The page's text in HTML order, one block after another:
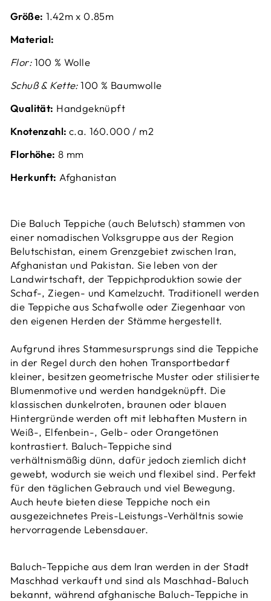
Größe: 1.42m x 0.85m
Material:
Flor: 100 % Wolle
Schuß & Kette: 100 % Baumwolle
Qualität: Handgeknüpft
Knotenzahl: c.a. 160.000 / m2
Florhöhe: 8 mm
Herkunft: Afghanistan
Die Baluch Teppiche (auch Belutsch) stammen von
einer nomadischen Volksgruppe aus der Region
Belutschistan, einem Grenzgebiet zwischen Iran,
Afghanistan und Pakistan. Sie leben von der
Landwirtschaft, der Teppichproduktion sowie der
Schaf-, Ziegen- und Kamelzucht.Traditionell werden
die Teppiche aus Schafwolle oder Ziegenhaar von
den eigenen Herden der Stämme hergestellt.
Aufgrund ihres Stammesursprungs sind die Teppiche
in der Regel durch den hohen Transportbedarf
kleiner, besitzen geometrische Muster oder stilisierte
Blumenmotive und werden handgeknüpft. Die
klassischen dunkelroten, braunen oder blauen
Hintergründe werden oft mit lebhaften Mustern in
Weiß-, Elfenbein-, Gelb- oder Orangetönen
kontrastiert. Baluch-Teppiche sind
verhältnismäßig dünn, dafür jedoch ziemlich dicht
gewebt, wodurch sie weich und flexibel sind. Perfekt
für den täglichen Gebrauch und viel Bewegung.
Auch heute bieten diese Teppiche noch ein
ausgezeichnetes Preis-Leistungs-Verhältnis sowie
hervorragende Lebensdauer.
Baluch-Teppiche aus dem Iran werden in der Stadt
Maschhad verkauft und sind als Maschhad-Baluch
bekannt, während afghanische Baluch-Teppiche in